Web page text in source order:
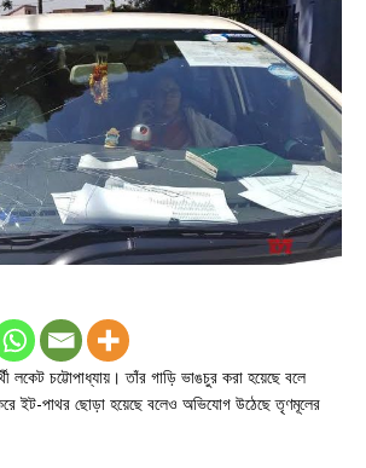
লকেট চট্টোপাধ্যায়। তাঁর গাড়ি ভাঙচুর করা হয়েছে বলে
ইট-পাথর ছোড়া হয়েছে বলেও অভিযোগ উঠেছে তৃণমূলের